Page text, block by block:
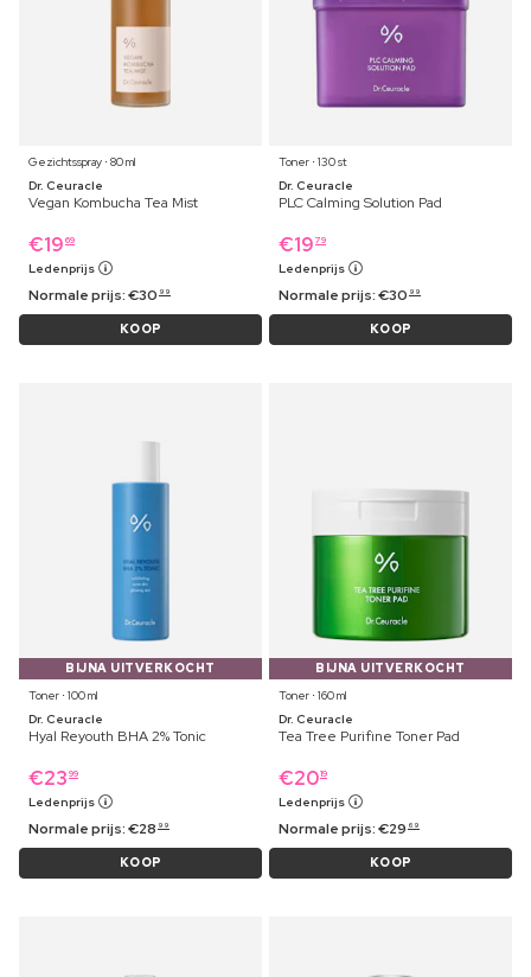
Gezichtsspray ⋅ 80 ml
Dr. Ceuracle
Vegan Kombucha Tea Mist
€19 69
Ledenprijs
Normale prijs:€30 99
KOOP
Toner ⋅ 130 st
Dr. Ceuracle
PLC Calming Solution Pad
€19 79
Ledenprijs
Normale prijs:€30 99
KOOP
BIJNA UITVERKOCHT
Toner ⋅ 100 ml
Dr. Ceuracle
Hyal Reyouth BHA 2% Tonic
€23 99
Ledenprijs
Normale prijs:€28 99
KOOP
BIJNA UITVERKOCHT
Toner ⋅ 160 ml
Dr. Ceuracle
Tea Tree Purifine Toner Pad
€2019
Ledenprijs
Normale prijs:€29 69
KOOP